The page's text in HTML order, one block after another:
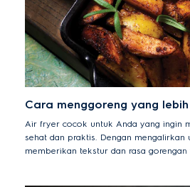
Cara menggoreng yang
Air fryer cocok untuk Anda yang ingin
sehat dan praktis. Dengan mengalirkan
memberikan tekstur dan rasa